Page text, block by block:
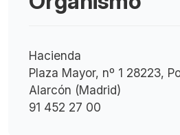
Hacienda
Plaza Mayor, nº 1 28223,
Alarcón (Madrid)
91 452 27 00